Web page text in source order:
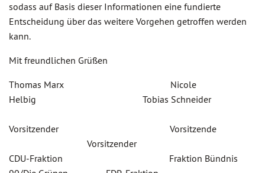
sodass auf Basis dieser Informationen eine fundierte
Entscheidung über das weitere Vorgehen getroffen werden
kann.
Mit freundlichen Grüßen
Thomas Marx Nicole
Helbig Tobias Schneider
Vorsitzender Vorsitzende
Vorsitzender
CDU-Fraktion Fraktion Bündnis